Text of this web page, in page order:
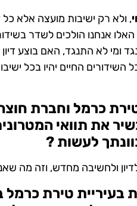
, ולא רק ישיבות מועצה אלא כל
אנחנו הולכים לשדר
לא התנגד, האם בוצע דיון
החיים יהיו בכל
כרמל וחברת
את תוואי
לעשות ?
ולחשיבה מחדש, וזה מה
בעיריית טירת